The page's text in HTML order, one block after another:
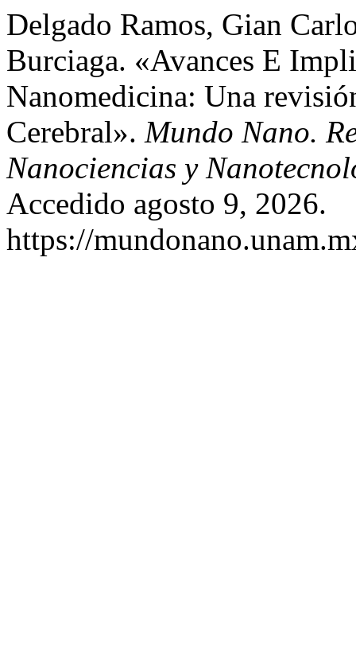
Delgado Ramos, Gian
Burciaga. «Avances E
Nanomedicina: Una
Cerebral». Mundo Nano.
Nanociencias y
Accedido agosto 9, 2026.
https://